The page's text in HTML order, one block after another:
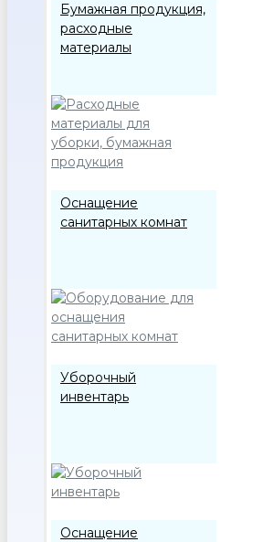
Бумажная продукция,
расходные
материалы
Оснащение
санитарных комнат
Уборочный
инвентарь
Оснащение